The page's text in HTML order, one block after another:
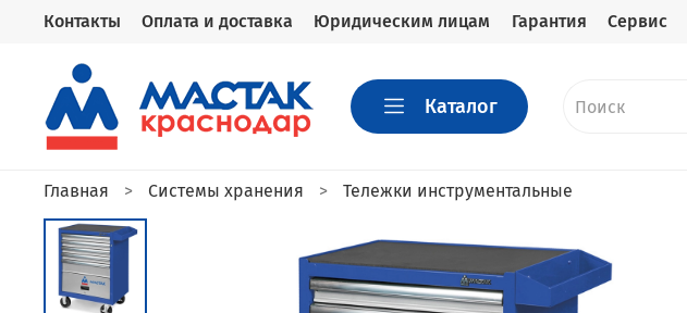
Контакты Оплата и доставка Юридическим лицам Гарантия Сервис
Каталог
Главная Системы хранения Тележки инструментальные